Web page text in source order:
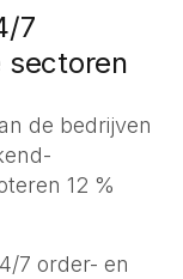
7
sectoren
de bedrijven
12 %
7 order- en